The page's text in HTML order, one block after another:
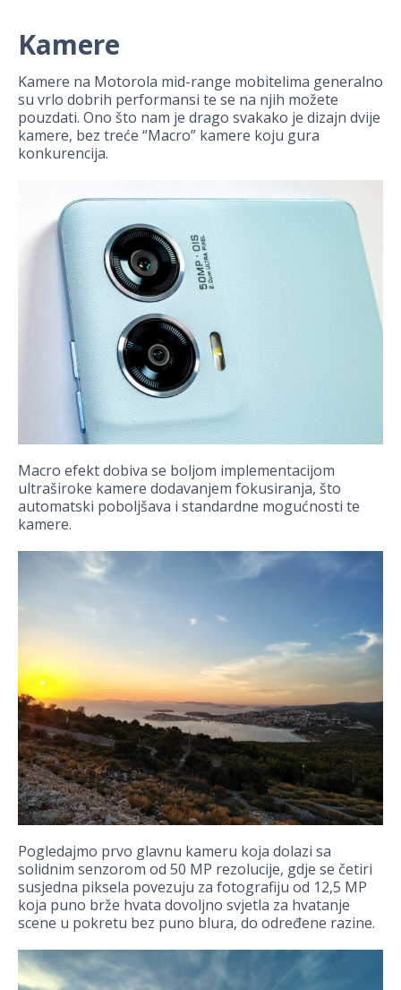
Kamere
Kamere na Motorola mid-range mobitelima generalno
su vrlo dobrih performansi te se na njih možete
pouzdati. Ono što nam je drago svakako je dizajn dvije
kamere, bez treće “Macro” kamere koju gura
konkurencija.
Macro efekt dobiva se boljom implementacijom
ultraširoke kamere dodavanjem fokusiranja, što
automatski poboljšava i standardne mogućnosti te
kamere.
Pogledajmo prvo glavnu kameru koja dolazi sa
solidnim senzorom od 50 MP rezolucije, gdje se četiri
susjedna piksela povezuju za fotografiju od 12,5 MP
koja puno brže hvata dovoljno svjetla za hvatanje
scene u pokretu bez puno blura, do određene razine.